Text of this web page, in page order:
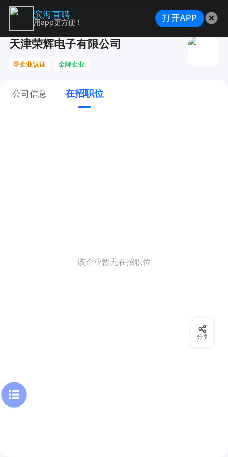
天津荣辉电子有限公司
企业认证 金牌企业
公司信息 在招职位
该企业暂无在招职位
分享
滨海直聘
用app更方便！ 打开APP